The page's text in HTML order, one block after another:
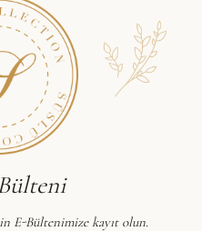
E-Bültenimize kayıt olun.